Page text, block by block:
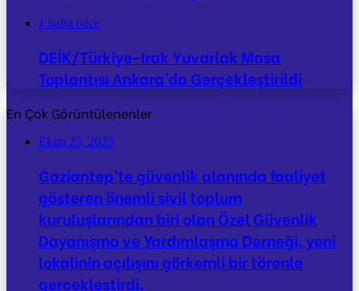
1 hafta önce
DEİK/Türkiye-Irak Yuvarlak Masa
Toplantısı Ankara’da Gerçekleştirildi
En Çok Görüntülenenler
Ekim 25, 2025
Gaziantep’te güvenlik alanında faaliyet
gösteren önemli sivil toplum
kuruluşlarından biri olan Özel Güvenlik
Dayanışma ve Yardımlaşma Derneği, yeni
lokalinin açılışını görkemli bir törenle
gerçekleştirdi.